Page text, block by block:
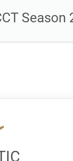
Season